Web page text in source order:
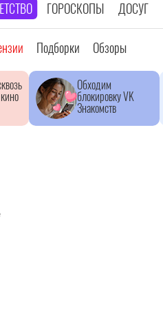
ГОРОСКОПЫ ДОСУГ
Подборки Обзоры
Обходим
блокировку VK
Знакомств